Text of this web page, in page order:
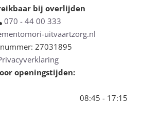
bij overlijden
070 - 44 00 333
uitvaartzorg.nl
27031895
openingstijden:
08:45 - 17:15